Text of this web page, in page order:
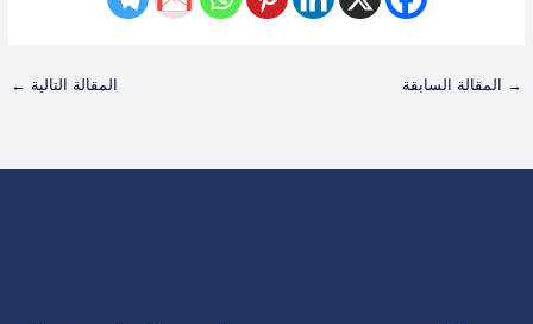
→ المقالة السابقة المقالة التالية ←